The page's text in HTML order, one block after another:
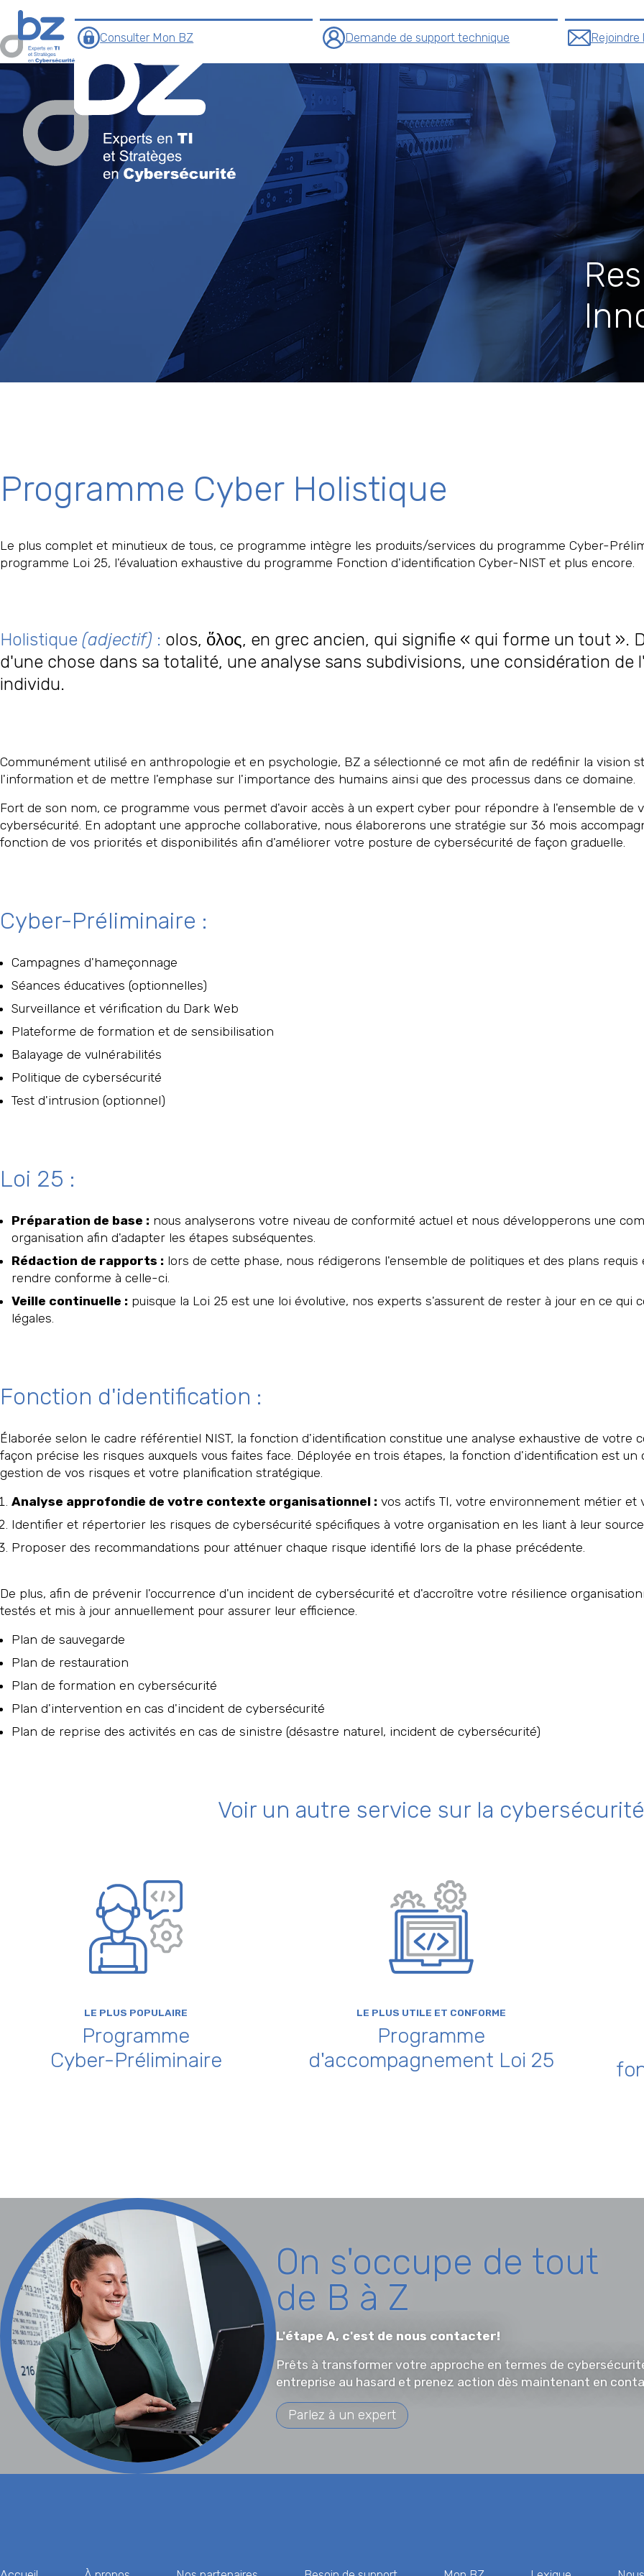
Consulter Mon BZ Demande de support technique
Programme Cyber Holistique
Le plus complet et minutieux de tous, ce programme intègre les produits/services du programme Cyber-
programme Loi 25, l'évaluation exhaustive du programme Fonction d'identification Cyber-NIST et plus encore.
Holistique (adjectif) : olos, ὅλος, en grec ancien, qui signifie « qui forme un tout ».
d'une chose dans sa totalité, une analyse sans subdivisions, une considération de
individu.
Communément utilisé en anthropologie et en psychologie, BZ a sélectionné ce mot afin de redéfinir la vision
l'information et de mettre l'emphase sur l'importance des humains ainsi que des processus dans ce domaine.
Fort de son nom, ce programme vous permet d'avoir accès à un expert cyber pour répondre à l'ensemble de
cybersécurité. En adoptant une approche collaborative, nous élaborerons une stratégie sur 36 mois
fonction de vos priorités et disponibilités afin d'améliorer votre posture de cybersécurité de façon graduelle.
Cyber-Préliminaire :
Campagnes d'hameçonnage
Séances éducatives (optionnelles)
Surveillance et vérification du Dark Web
Plateforme de formation et de sensibilisation
Balayage de vulnérabilités
Politique de cybersécurité
Test d'intrusion (optionnel)
Loi 25 :
Préparation de base : nous analyserons votre niveau de conformité actuel et nous développerons une
organisation afin d'adapter les étapes subséquentes.
Rédaction de rapports : lors de cette phase, nous rédigerons l'ensemble de politiques et des plans requis
rendre conforme à celle-ci.
Veille continuelle : puisque la Loi 25 est une loi évolutive, nos experts s'assurent de rester à jour en ce qui
légales.
Fonction d'identification :
Élaborée selon le cadre référentiel NIST, la fonction d'identification constitue une analyse exhaustive de votre
façon précise les risques auxquels vous faites face. Déployée en trois étapes, la fonction d'identification est
gestion de vos risques et votre planification stratégique.
Analyse approfondie de votre contexte organisationnel : vos actifs TI, votre environnement métier et
Identifier et répertorier les risques de cybersécurité spécifiques à votre organisation en les liant à leur
Proposer des recommandations pour atténuer chaque risque identifié lors de la phase précédente.
De plus, afin de prévenir l'occurrence d'un incident de cybersécurité et d'accroître votre résilience
testés et mis à jour annuellement pour assurer leur efficience.
Plan de sauvegarde
Plan de restauration
Plan de formation en cybersécurité
Plan d'intervention en cas d'incident de cybersécurité
Plan de reprise des activités en cas de sinistre (désastre naturel, incident de cybersécurité)
Voir un autre service sur la cybersécurité
LE PLUS POPULAIRE
Programme
Cyber-Préliminaire
LE PLUS UTILE ET CONFORME
Programme
d'accompagnement Loi 25
On s'occupe de tout
de B à Z
L'étape A, c'est de nous contacter!
Prêts à transformer votre approche en termes de
entreprise au hasard et prenez action dès maintenant en
Parlez à un expert